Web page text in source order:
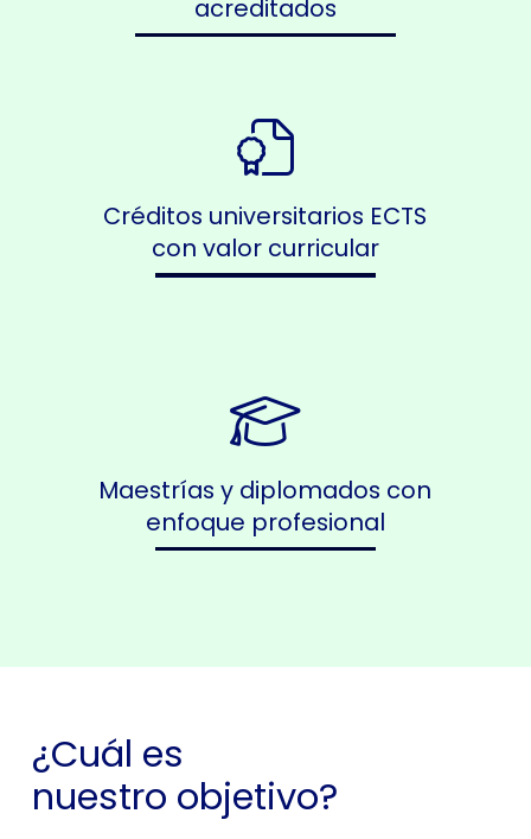
acreditados
Créditos universitarios ECTS
con valor curricular
Maestrías y diplomados con
enfoque profesional
¿Cuál es
nuestro objetivo?